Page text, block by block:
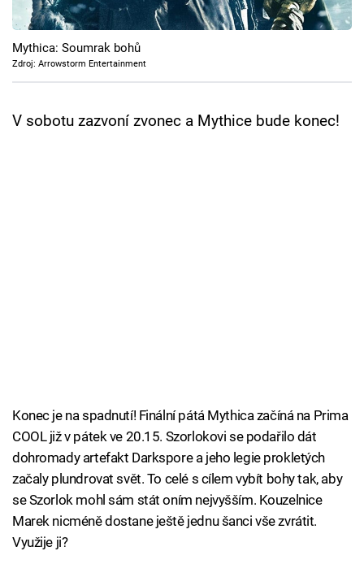
Cool Esport
Pořady
Mythica: Soumrak bohů
Zdroj: Arrowstorm Entertainment
V sobotu zazvoní zvonec a Mythice bude konec!
Konec je na spadnutí! Finální pátá Mythica začíná na Prima
COOL již v pátek ve 20.15. Szorlokovi se podařilo dát
dohromady artefakt Darkspore a jeho legie prokletých
začaly plundrovat svět. To celé s cílem vybít bohy tak, aby
se Szorlok mohl sám stát oním nejvyšším. Kouzelnice
Marek nicméně dostane ještě jednu šanci vše zvrátit.
Využije ji?